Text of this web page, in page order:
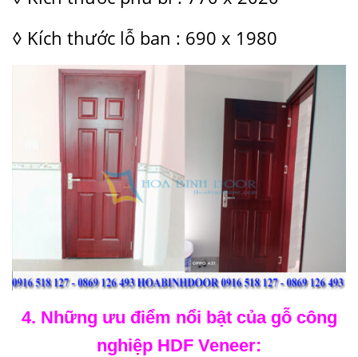
◊ Kích thước lỗ ban : 690 x 1980
4. Những ưu điểm nổi bật của gỗ công
nghiệp HDF Veneer: